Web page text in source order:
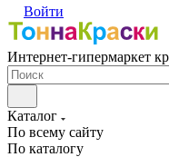
Войти
Интернет-гипермаркет
Каталог
По всему сайту
По каталогу